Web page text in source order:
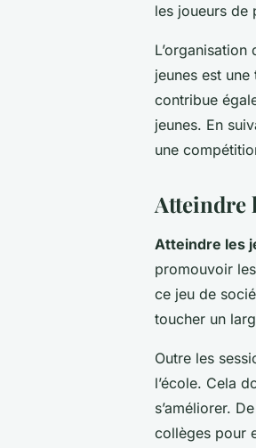
les joueurs de
jeunes est
contribue
jeunes. En
une
Atteindre
Atteindre les
promouvoir
ce jeu de
toucher un
Outre les
l’école. Cela
s’améliorer.
collèges pour